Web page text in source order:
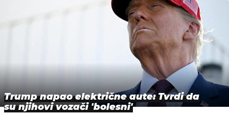
Trump napao električne aute: Tvrdi da
su njihovi vozači 'bolesni'